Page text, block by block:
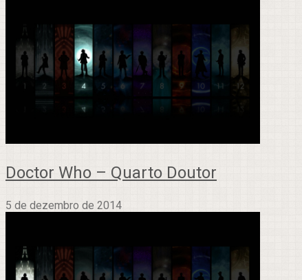
Doctor Who – Quarto Doutor
5 de dezembro de 2014